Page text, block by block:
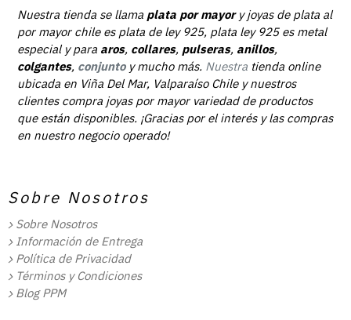
Nuestra tienda se llama plata por mayory joyas de plata al
por mayor chile es plata de ley 925, plata ley 925 es metal
especial y para aros, collares, pulseras, anillos,
colgantes, conjunto y mucho más. Nuestra tienda online
ubicada en Viña Del Mar, Valparaíso Chile y nuestros
clientes compra joyas por mayor variedad de productos
que están disponibles. ¡Gracias por el interés y las compras
en nuestro negocio operado!
Sobre Nosotros
Sobre Nosotros
Información de Entrega
Política de Privacidad
Términos y Condiciones
Blog PPM